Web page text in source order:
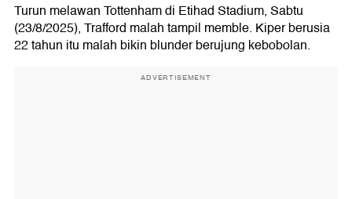
Turun melawan Tottenham di Etihad Stadium, Sabtu
(23/8/2025), Trafford malah tampil memble. Kiper berusia
22 tahun itu malah bikin blunder berujung kebobolan.
ADVERTISEMENT